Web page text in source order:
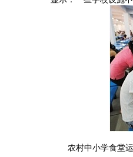
农村中小学食堂